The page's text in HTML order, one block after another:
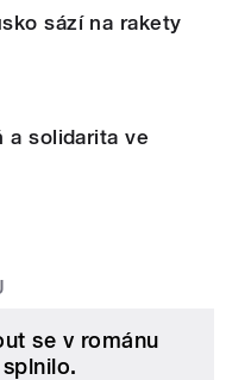
sází na rakety
a solidarita ve
se v románu